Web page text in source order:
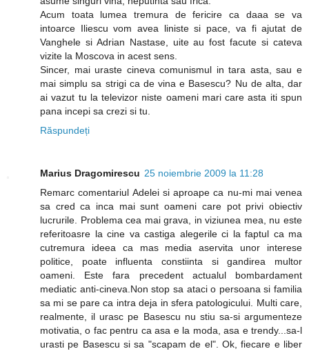
Acum toata lumea tremura de fericire ca daaa se va
intoarce Iliescu vom avea liniste si pace, va fi ajutat de
Vanghele si Adrian Nastase, uite au fost facute si cateva
vizite la Moscova in acest sens.
Sincer, mai uraste cineva comunismul in tara asta, sau e
mai simplu sa strigi ca de vina e Basescu? Nu de alta, dar
ai vazut tu la televizor niste oameni mari care asta iti spun
pana incepi sa crezi si tu.
Răspundeți
Marius Dragomirescu 25 noiembrie 2009 la 11:28
Remarc comentariul Adelei si aproape ca nu-mi mai venea
sa cred ca inca mai sunt oameni care pot privi obiectiv
lucrurile. Problema cea mai grava, in viziunea mea, nu este
referitoasre la cine va castiga alegerile ci la faptul ca ma
cutremura ideea ca mas media aservita unor interese
politice, poate influenta constiinta si gandirea multor
oameni. Este fara precedent actualul bombardament
mediatic anti-cineva.Non stop sa ataci o persoana si familia
sa mi se pare ca intra deja in sfera patologicului. Multi care,
realmente, il urasc pe Basescu nu stiu sa-si argumenteze
motivatia, o fac pentru ca asa e la moda, asa e trendy...sa-l
urasti pe Basescu si sa "scapam de el". Ok, fiecare e liber